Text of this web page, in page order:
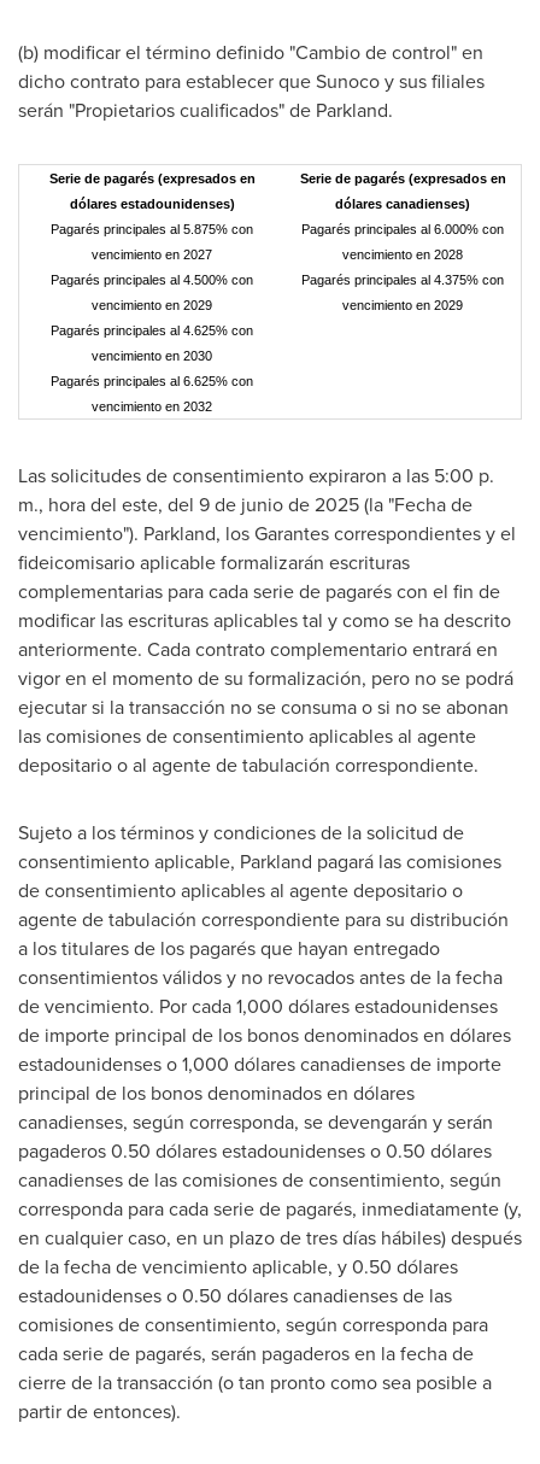
(b) modificar el término definido "Cambio de control" en
dicho contrato para establecer que Sunoco y sus filiales
serán "Propietarios cualificados" de Parkland.
Serie de pagarés (expresados en
dólares estadounidenses)
Serie de pagarés (expresados en
dólares canadienses)
Pagarés principales al 5.875% con
vencimiento en 2027
Pagarés principales al 6.000% con
vencimiento en 2028
Pagarés principales al 4.500% con
vencimiento en 2029
Pagarés principales al 4.375% con
vencimiento en 2029
Pagarés principales al 4.625% con
vencimiento en 2030
Pagarés principales al 6.625% con
vencimiento en 2032
Las solicitudes de consentimiento expiraron a las 5:00 p.
m., hora del este, del 9 de junio de 2025 (la "Fecha de
vencimiento"). Parkland, los Garantes correspondientes y el
fideicomisario aplicable formalizarán escrituras
complementarias para cada serie de pagarés con el fin de
modificar las escrituras aplicables tal y como se ha descrito
anteriormente. Cada contrato complementario entrará en
vigor en el momento de su formalización, pero no se podrá
ejecutar si la transacción no se consuma o si no se abonan
las comisiones de consentimiento aplicables al agente
depositario o al agente de tabulación correspondiente.
Sujeto a los términos y condiciones de la solicitud de
consentimiento aplicable, Parkland pagará las comisiones
de consentimiento aplicables al agente depositario o
agente de tabulación correspondiente para su distribución
a los titulares de los pagarés que hayan entregado
consentimientos válidos y no revocados antes de la fecha
de vencimiento. Por cada 1,000 dólares estadounidenses
de importe principal de los bonos denominados en dólares
estadounidenses o 1,000 dólares canadienses de importe
principal de los bonos denominados en dólares
canadienses, según corresponda, se devengarán y serán
pagaderos 0.50 dólares estadounidenses o 0.50 dólares
canadienses de las comisiones de consentimiento, según
corresponda para cada serie de pagarés, inmediatamente (y,
en cualquier caso, en un plazo de tres días hábiles) después
de la fecha de vencimiento aplicable, y 0.50 dólares
estadounidenses o 0.50 dólares canadienses de las
comisiones de consentimiento, según corresponda para
cada serie de pagarés, serán pagaderos en la fecha de
cierre de la transacción (o tan pronto como sea posible a
partir de entonces).